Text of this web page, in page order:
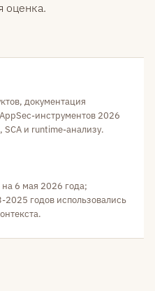
оценка.
документация
инструментов 2026
SCA и runtime-анализу.
6 мая 2026 года;
годов использовались